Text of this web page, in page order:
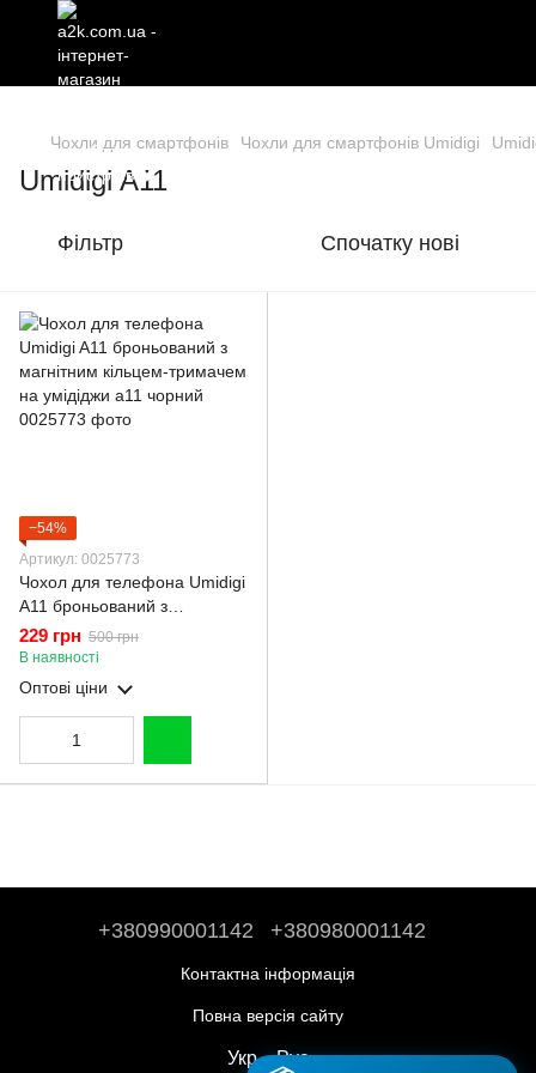
Чохли для смартфонів Чохли для смартфонів Umidigi
Umidigi A11
Фільтр Спочатку нові
−54%
Артикул: 0025773
Чохол для телефона Umidigi
A11 броньований з
магнітним кільцем-тримачем
на умідіджи а11 чорний
229 грн 500 грн
В наявності
Оптові ціни
+380990001142 +380980001142
Контактна інформація
Повна версія сайту
Укр Рус